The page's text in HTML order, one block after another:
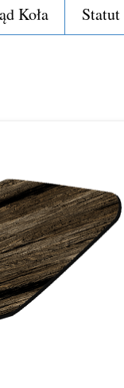
Koła Statut